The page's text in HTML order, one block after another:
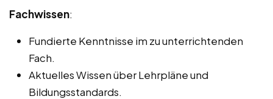
Fachwissen:
Fundierte Kenntnisse im zu unterrichtenden
Fach.
Aktuelles Wissen über Lehrpläne und
Bildungsstandards.